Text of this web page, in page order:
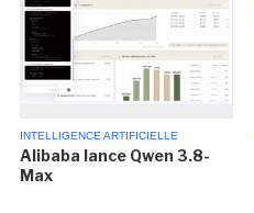
INTELLIGENCE ARTIFICIELLE
Alibaba lance Qwen 3.8-
Max